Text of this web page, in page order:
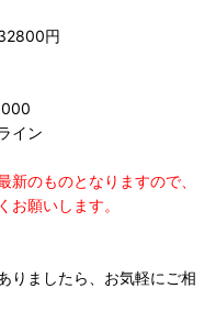
円
イン
のものとなりますので、
お願いします。
りましたら、お気軽にご相